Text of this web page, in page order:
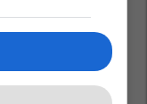
Premier League